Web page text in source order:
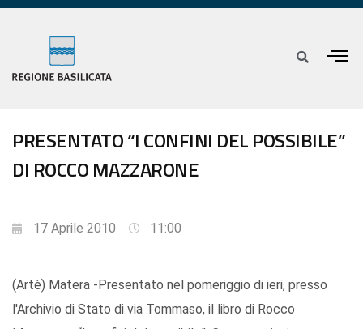
PRESENTATO “I CONFINI DEL POSSIBILE”
DI ROCCO MAZZARONE
17 Aprile 2010 11:00
(Artè) Matera -Presentato nel pomeriggio di ieri, presso
l'Archivio di Stato di via Tommaso, il libro di Rocco